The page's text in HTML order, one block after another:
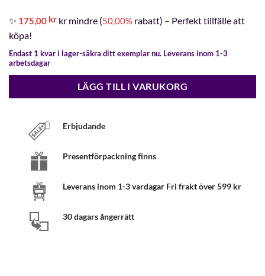
var:
350,00 kr.
är:
175,00 kr.
✨ 175,00 kr kr mindre (50,00% rabatt) – Perfekt tillfälle att
köpa!
Endast 1 kvar i lager-säkra ditt exemplar nu. Leverans inom 1-3
arbetsdagar
LÄGG TILL I VARUKORG
Erbjudande
Presentförpackning finns
Leverans inom 1-3 vardagar Fri frakt över 599 kr
30 dagars ångerrätt